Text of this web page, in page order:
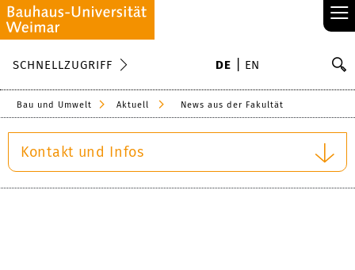
≡
SCHNELLZUGRIFF DE EN
Bau und Umwelt Aktuell News aus der Fakultät
Kontakt und Infos